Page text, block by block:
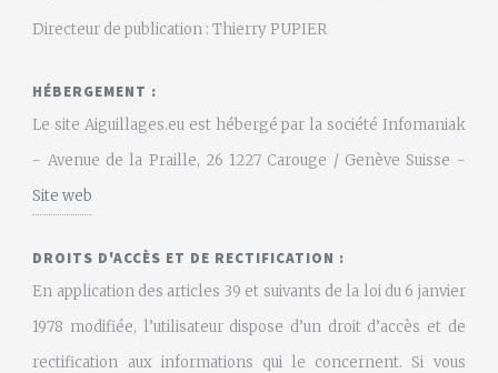
Directeur de publication : Thierry PUPIER
HÉBERGEMENT :
Le site Aiguillages.eu est hébergé par la société Infomaniak
- Avenue de la Praille, 26 1227 Carouge / Genève Suisse -
Site web
DROITS D'ACCÈS ET DE RECTIFICATION :
En application des articles 39 et suivants de la loi du 6 janvier
1978 modifiée, l’utilisateur dispose d’un droit d’accès et de
rectification aux informations qui le concernent. Si vous